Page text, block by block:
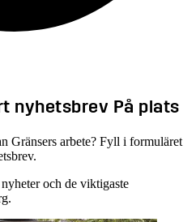
nyhetsbrev På plats
Gränsers arbete? Fyll i formuläret
och de viktigaste